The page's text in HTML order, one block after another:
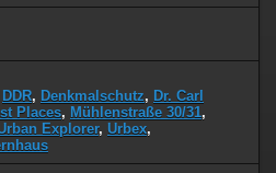
DDR, Denkmalschutz, Dr. Carl
Places, Mühlenstraße 30/31,
Explorer, Urbex,